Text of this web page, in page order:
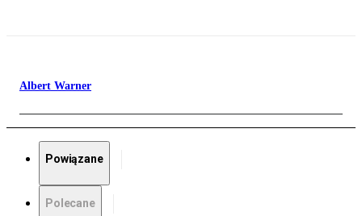
Albert Warner
Powiązane
Polecane